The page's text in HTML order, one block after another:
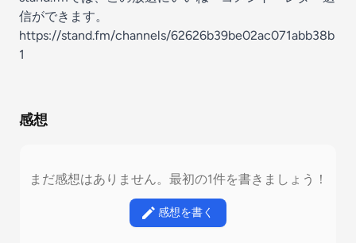
信ができます。
https://stand.fm/channels/62626b39be02ac071abb38b
1
感想
まだ感想はありません。最初の1件を書きましょう！
感想を書く